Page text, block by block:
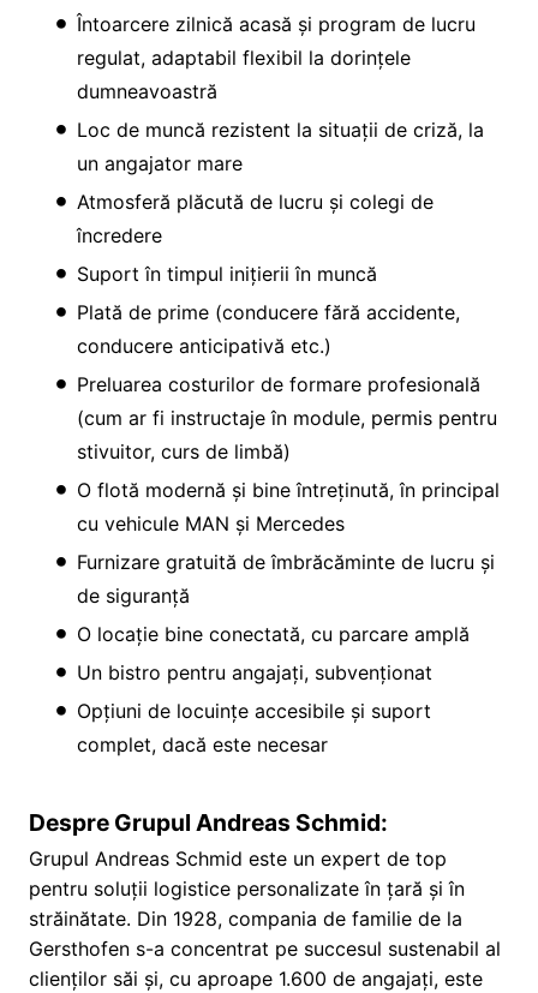
Întoarcere zilnică acasă și program de lucru
regulat, adaptabil flexibil la dorințele
dumneavoastră
Loc de muncă rezistent la situații de criză, la
un angajator mare
Atmosferă plăcută de lucru și colegi de
încredere
Suport în timpul inițierii în muncă
Plată de prime (conducere fără accidente,
conducere anticipativă etc.)
Preluarea costurilor de formare profesională
(cum ar fi instructaje în module, permis pentru
stivuitor, curs de limbă)
O flotă modernă și bine întreținută, în principal
cu vehicule MAN și Mercedes
Furnizare gratuită de îmbrăcăminte de lucru și
de siguranță
O locație bine conectată, cu parcare amplă
Un bistro pentru angajați, subvenționat
Opțiuni de locuințe accesibile și suport
complet, dacă este necesar
Despre Grupul Andreas Schmid:
Grupul Andreas Schmid este un expert de top
pentru soluții logistice personalizate în țară și în
străinătate. Din 1928, compania de familie de la
Gersthofen s-a concentrat pe succesul sustenabil al
clienților săi și, cu aproape 1.600 de angajați, este